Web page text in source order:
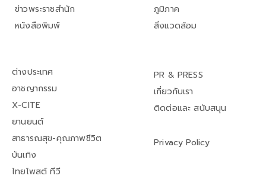
ข่าวพระราชสำนัก
หนังสือพิมพ์
ภูมิภาค
สิ่งแวดล้อม
ต่างประเทศ
อาชญากรรม
X-CITE
ยานยนต์
สาธารณสุข-คุณภาพชีวิต
บันเทิง
ไทยโพสต์ ทีวี
PR & PRESS
เกี่ยวกับเรา
ติดต่อและ สนับสนุน
Privacy Policy